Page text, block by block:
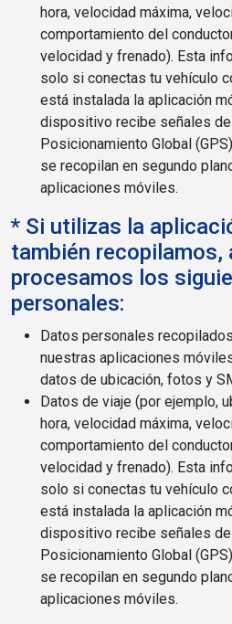
hora, velocidad máxima,
comportamiento del
velocidad y frenado). Esta
solo si conectas tu vehículo
está instalada la aplicación
dispositivo recibe señales
Posicionamiento Global
se recopilan en segundo
aplicaciones móviles.
* Si utilizas la
también recopilamos,
procesamos los
personales:
Datos personales
nuestras aplicaciones
datos de ubicación, fotos y
Datos de viaje (por ejemplo,
hora, velocidad máxima,
comportamiento del
velocidad y frenado). Esta
solo si conectas tu vehículo
está instalada la aplicación
dispositivo recibe señales
Posicionamiento Global
se recopilan en segundo
aplicaciones móviles.